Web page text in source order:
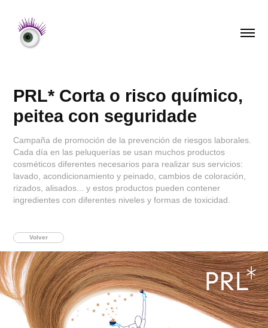
PRL* Corta o risco químico,
peitea con seguridade
Campaña de promoción de la prevención de riesgos laborales.
Cada día en las peluquerías se usan muchos productos
cosméticos diferentes necesarios para realizar sus servicios:
lavado, acondicionamiento y peinado, cambios de coloración,
rizados, alisados... y estos productos pueden contener
ingredientes con diferentes niveles y formas de toxicidad.
Volver